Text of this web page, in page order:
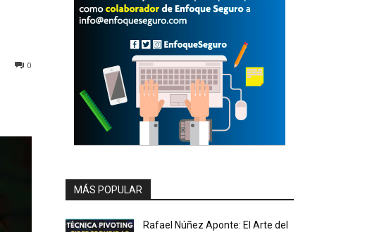
0
MÁS POPULAR
Rafael Núñez Aponte: El Arte del